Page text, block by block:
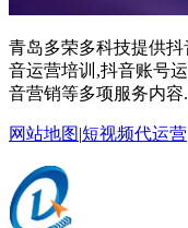
青岛多荣多科技提供
音运营培训,抖音账号
音营销等多项服务内容.
网站地图|短视频代运营